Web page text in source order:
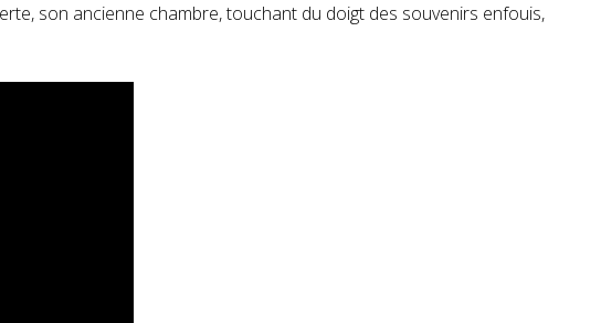
son ancienne chambre, touchant du doigt des souvenirs enfouis,